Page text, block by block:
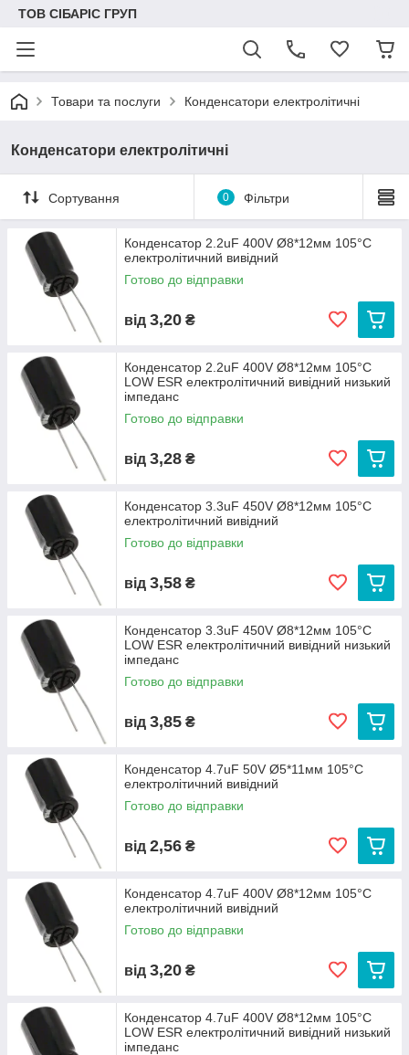
ТОВ СІБАРІС ГРУП
Товари та послуги Конденсатори електролітичні
Конденсатори електролітичні
Сортування 0 Фільтри
Конденсатор 2.2uF 400V Ø8*12мм 105°C
електролітичний вивідний
Готово до відправки
від 3,20 ₴
Конденсатор 2.2uF 400V Ø8*12мм 105°C
LOW ESR електролітичний вивідний низький
імпеданс
Готово до відправки
від 3,28 ₴
Конденсатор 3.3uF 450V Ø8*12мм 105°C
електролітичний вивідний
Готово до відправки
від 3,58 ₴
Конденсатор 3.3uF 450V Ø8*12мм 105°C
LOW ESR електролітичний вивідний низький
імпеданс
Готово до відправки
від 3,85 ₴
Конденсатор 4.7uF 50V Ø5*11мм 105°C
електролітичний вивідний
Готово до відправки
від 2,56 ₴
Конденсатор 4.7uF 400V Ø8*12мм 105°C
електролітичний вивідний
Готово до відправки
від 3,20 ₴
Конденсатор 4.7uF 400V Ø8*12мм 105°C
LOW ESR електролітичний вивідний низький
імпеданс